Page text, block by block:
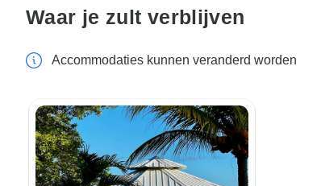
Waar je zult verblijven
Accommodaties kunnen veranderd worden